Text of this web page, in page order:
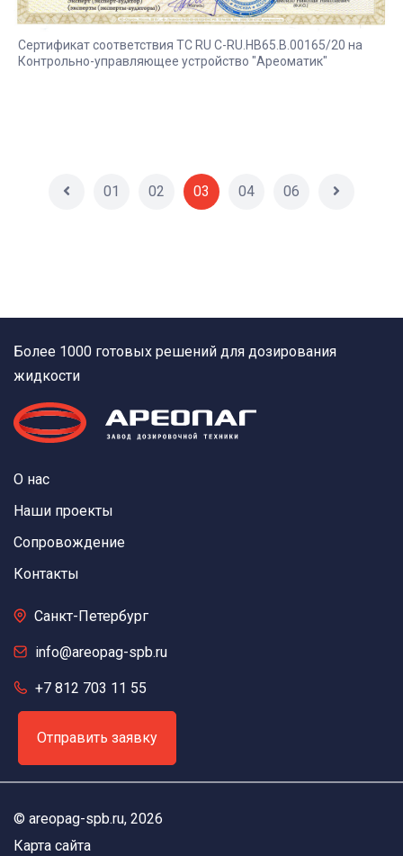
Сертификат соответствия ТС RU C-RU.НВ65.В.00165/20 на
Контрольно-управляющее устройство "Ареоматик"
01 02 03 04 06
Более 1000 готовых решений для дозирования
жидкости
О нас
Наши проекты
Сопровождение
Контакты
Санкт-Петербург
info@areopag-spb.ru
+7 812 703 11 55
Отправить заявку
© areopag-spb.ru, 2026
Карта сайта